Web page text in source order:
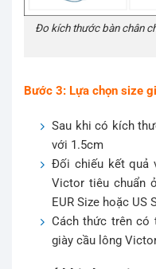
Đo kích thước bàn chân
Bước 3: Lựa chọn size
Sau khi có kích
với 1.5cm
Đối chiếu kết quả
Victor tiêu chuẩn
EUR Size hoặc US
Cách thức trên có
giày cầu lông